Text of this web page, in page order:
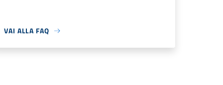
VAI ALLA FAQ